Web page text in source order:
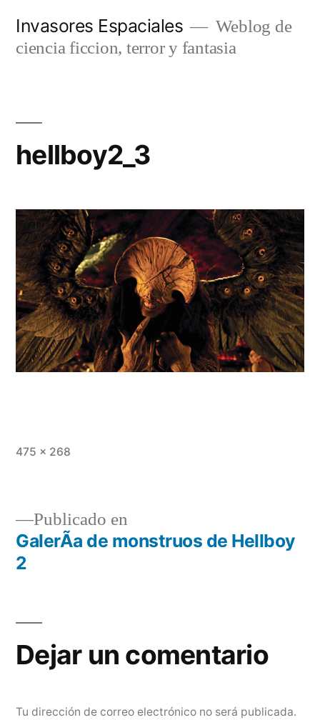
Invasores Espaciales
Weblog de
ciencia ficcion, terror y fantasia
hellboy2_3
Tamaño
475 × 268
Navegación
entradas
Publicado en
GalerÃ­a de monstruos de Hellboy
2
Dejar un comentario
Tu dirección de correo electrónico no será publicada.